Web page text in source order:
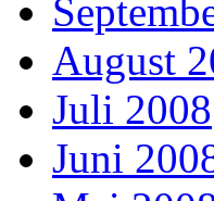
August
Juli 2008
Juni